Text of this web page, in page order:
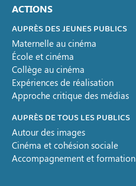
ACTIONS
AUPRÈS DES JEUNES PUBLICS
Maternelle au cinéma
École et cinéma
Collège au cinéma
Expériences de réalisation
Approche critique des médias
AUPRÈS DE TOUS LES PUBLICS
Autour des images
Cinéma et cohésion sociale
Accompagnement et formation